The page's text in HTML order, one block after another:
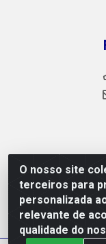
O nosso site
terceiros para
personalizada
relevante de
qualidade do
DLP - AV.
PE - CEP